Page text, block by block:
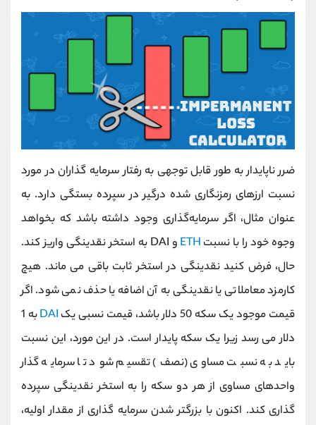
ضرر ناپایدار به طور قابل توجهی به رفتار سرمایه گذاران در مورد
نسبت ارزهای رمزنگاری شده درگیر در سپرده بستگی دارد. به
عنوان مثال، اگر سرمایه‌گذاری وجود داشته باشد که بخواهد
وجوه خود را با نسبت ETH
و DAI به استخر نقدینگی واریز کند.
حال، فرض کنید نقدینگی در استخر ثابت باقی می ماند. هیچ
کارمزد معاملاتی یا نقدینگی به آن اضافه یا حذف نمی شود. اگر
قیمت موجود یک سکه 50 دلار باشد، قیمت نسبی یک
DAI
به 1
دلار می رسد زیرا یک سکه پایدار است. در این مورد، این نسبت
باید به نسبت مساوی (نصف) تقسیم شود تا سرمایه گذار
واحدهای مساوی از هر دو سکه را به استخر نقدینگی سپرده
گذاری کند. اکنون با بزرگتر شدن سرمایه گذاری از مقدار اولیه،